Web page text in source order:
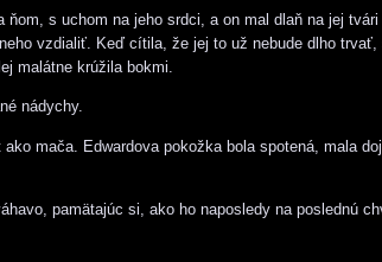
ňom, s uchom na jeho srdci, a on mal dlaň na jej
vzdialiť. Keď cítila, že jej to už nebude dlho trvať,
malátne krúžila bokmi.
nádychy.
ako mača. Edwardova pokožka bola spotená, mala
pamätajúc si, ako ho naposledy na poslednú